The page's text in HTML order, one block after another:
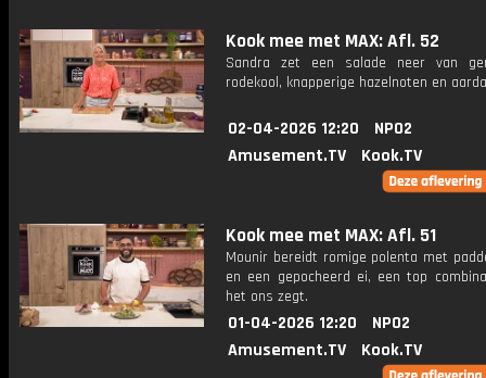
Kook mee met MAX: Afl. 52
Sandra zet een salade neer van
rodekool, knapperige hazelnoten en
02-04-2026 12:20
NPO2
Amusement.TV
Kook.TV
Kook mee met MAX: Afl. 51
Mounir bereidt romige polenta met
en een gepocheerd ei, een top
het ons zegt.
01-04-2026 12:20
NPO2
Amusement.TV
Kook.TV